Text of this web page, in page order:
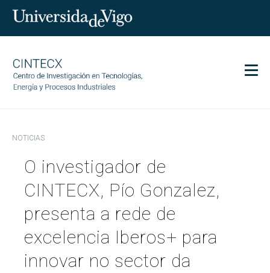
Investigación
Transferencia
Servicios
Igualdad
NOTICIAS
O investigador de
CINTECX, Pío Gonzalez,
presenta a rede de
excelencia Iberos+ para
innovar no sector da